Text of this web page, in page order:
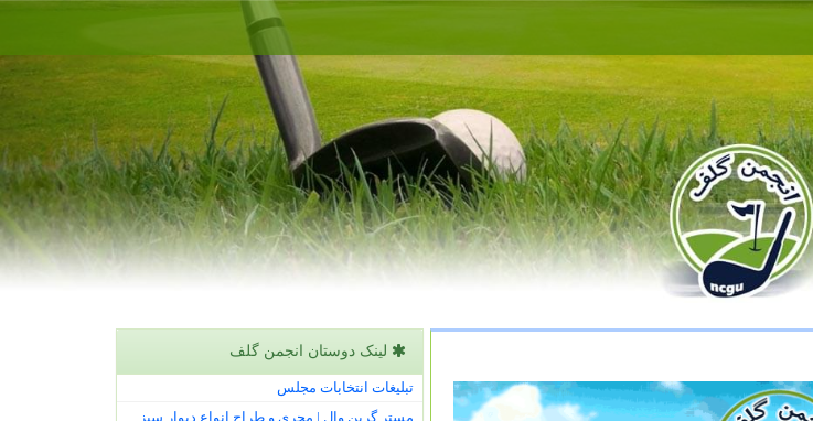
لینک دوستان انجمن گلف
تبلیغات انتخابات مجلس
مستر گرین وال | مجری و طراح انواع دیوار سبز